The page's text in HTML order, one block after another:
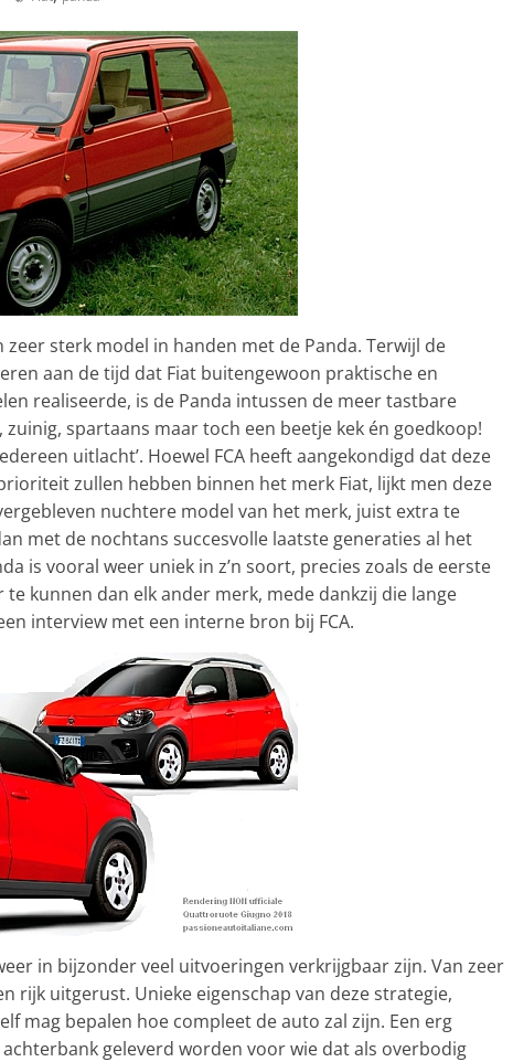
zeer sterk model in handen met de Panda. Terwijl de
aan de tijd dat Fiat buitengewoon praktische en
realiseerde, is de Panda intussen de meer tastbare
spartaans maar toch een beetje kek én goedkoop!
uitlacht’. Hoewel FCA heeft aangekondigd dat deze
zullen hebben binnen het merk Fiat, lijkt men deze
nuchtere model van het merk, juist extra te
met de nochtans succesvolle laatste generaties al het
is vooral weer uniek in z’n soort, precies zoals de eerste
kunnen dan elk ander merk, mede dankzij die lange
interview met een interne bron bij FCA.
in bijzonder veel uitvoeringen verkrijgbaar zijn. Van zeer
rijk uitgerust. Unieke eigenschap van deze strategie,
mag bepalen hoe compleet de auto zal zijn. Een erg
geleverd worden voor wie dat als overbodig